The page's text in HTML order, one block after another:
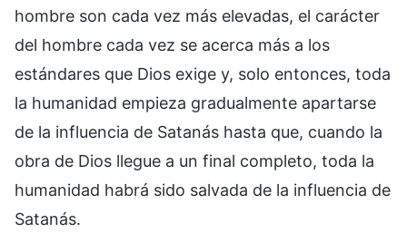
hombre son cada vez más elevadas, el carácter
del hombre cada vez se acerca más a los
estándares que Dios exige y, solo entonces, toda
la humanidad empieza gradualmente apartarse
de la influencia de Satanás hasta que, cuando la
obra de Dios llegue a un final completo, toda la
humanidad habrá sido salvada de la influencia de
Satanás.